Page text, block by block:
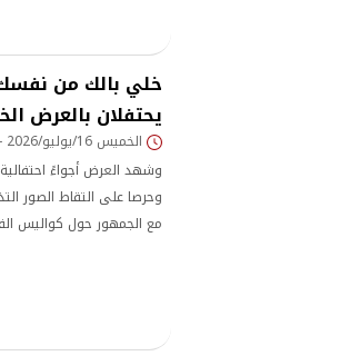
خلي بالك من
يحتفلان بالعرض
الخميس 16/يوليو/2026 - 07:09 م
وشهد العرض أجواءً
وحرصا على التقاط الصور
مع الجمهور حول كواليس